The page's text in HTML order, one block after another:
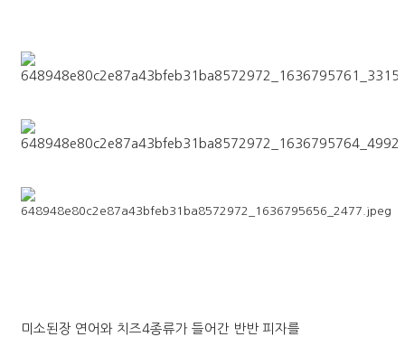
미소된장 연어와 치즈4종류가 들어간 반반 피자를